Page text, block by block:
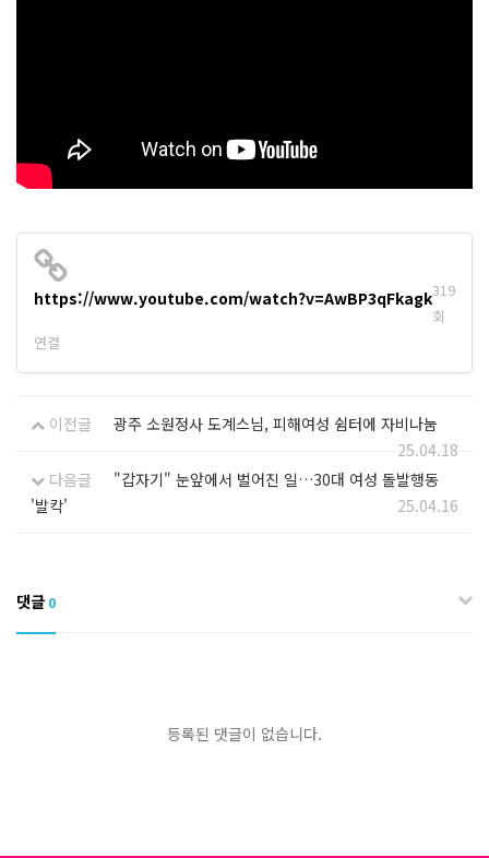
https://www.youtube.com/watch?v=AwBP3qFkagk319
회
연결
이전글
광주 소원정사 도계스님, 피해여성 쉼터에 자비나눔
25.04.18
다음글
"갑자기" 눈앞에서 벌어진 일…30대 여성 돌발행동
'발칵'
25.04.16
댓글 0
등록된 댓글이 없습니다.